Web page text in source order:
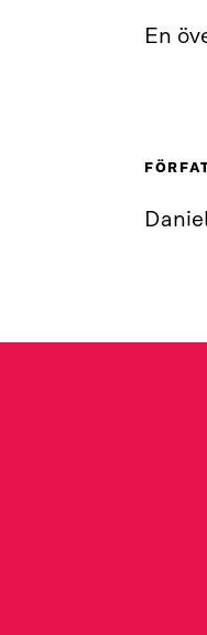
En